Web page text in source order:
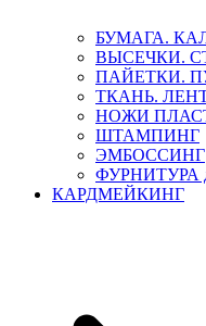
БУМАГА.
ВЫСЕЧКИ.
ПАЙЕТКИ.
ТКАНЬ.
НОЖИ
ШТАМПИНГ
ЭМБОССИНГ
ФУРНИТУРА
КАРДМЕЙКИНГ